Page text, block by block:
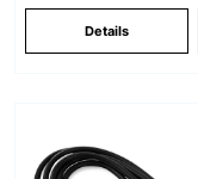
Details